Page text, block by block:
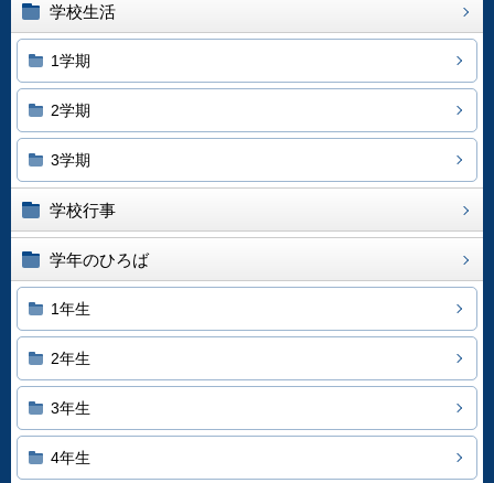
学校生活
1学期
2学期
3学期
学校行事
学年のひろば
1年生
2年生
3年生
4年生